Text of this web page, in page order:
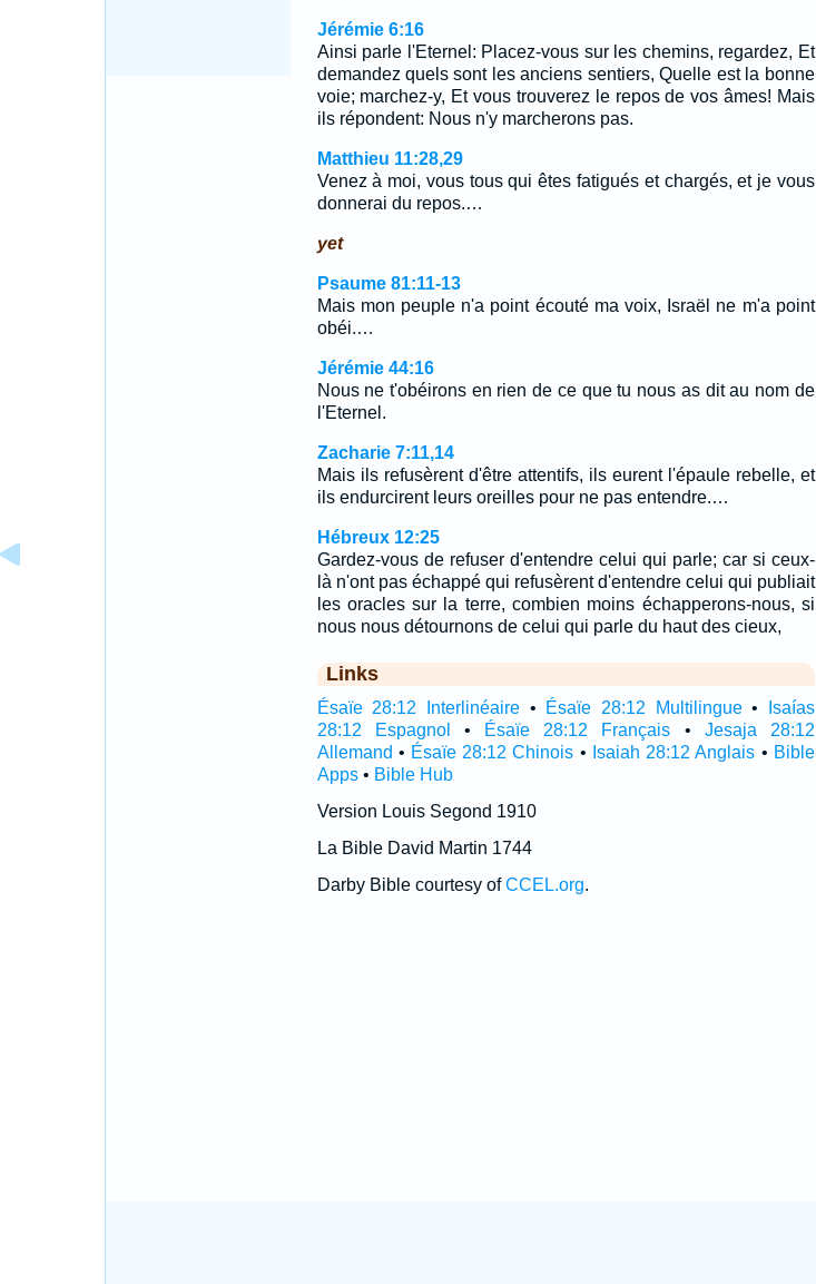
Jérémie 6:16
Ainsi parle l'Eternel: Placez-vous sur les chemins, regardez, Et
demandez quels sont les anciens sentiers, Quelle est la bonne
voie; marchez-y, Et vous trouverez le repos de vos âmes! Mais
ils répondent: Nous n'y marcherons pas.
Matthieu 11:28,29
Venez à moi, vous tous qui êtes fatigués et chargés, et je vous
donnerai du repos.…
yet
Psaume 81:11-13
Mais mon peuple n'a point écouté ma voix, Israël ne m'a point
obéi.…
Jérémie 44:16
Nous ne t'obéirons en rien de ce que tu nous as dit au nom de
l'Eternel.
Zacharie 7:11,14
Mais ils refusèrent d'être attentifs, ils eurent l'épaule rebelle, et
ils endurcirent leurs oreilles pour ne pas entendre.…
Hébreux 12:25
Gardez-vous de refuser d'entendre celui qui parle; car si ceux-
là n'ont pas échappé qui refusèrent d'entendre celui qui publiait
les oracles sur la terre, combien moins échapperons-nous, si
nous nous détournons de celui qui parle du haut des cieux,
Links
Ésaïe 28:12 Interlinéaire• Ésaïe 28:12 Multilingue•
Isaías
28:12 Espagnol
• Ésaïe 28:12 Français • Jesaja 28:12
Allemand • Ésaïe 28:12 Chinois • Isaiah 28:12 Anglais • Bible
Apps• Bible Hub
Version Louis Segond 1910
La Bible David Martin 1744
Darby Bible courtesy ofCCEL.org.